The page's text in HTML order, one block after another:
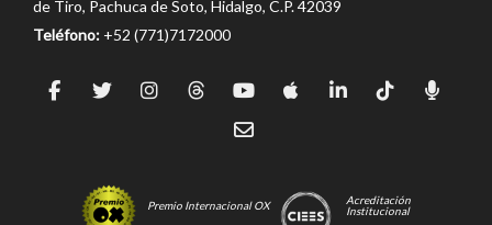
de Tiro, Pachuca de Soto, Hidalgo, C.P. 42039
Teléfono: +52 (771)7172000
Premio Internacional OX
Acreditación
Institucional